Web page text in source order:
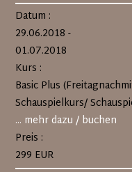
Datum :
29.06.2018 -
01.07.2018
Kurs :
Basic Plus
Schauspielkurs/
... mehr dazu / buchen
Preis :
299 EUR